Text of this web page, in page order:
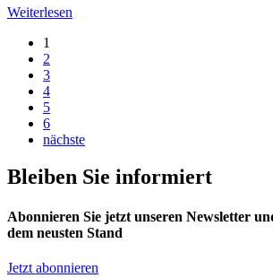
Weiterlesen
1
2
3
4
5
6
nächste
Bleiben Sie informiert
Abonnieren Sie jetzt unseren Newsletter
dem neusten Stand
Jetzt abonnieren